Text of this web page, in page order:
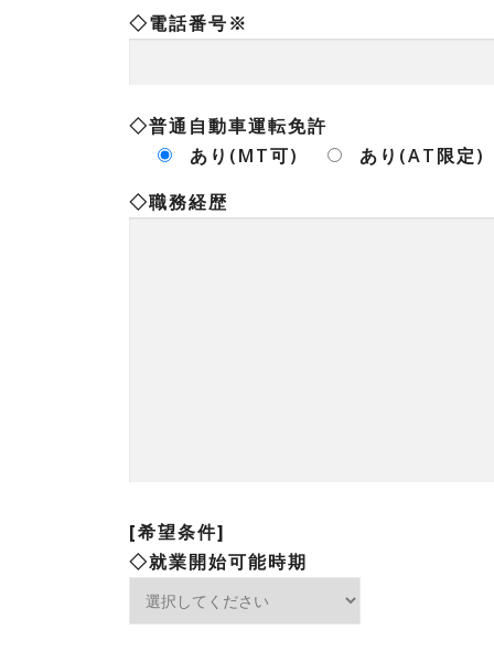
◇電話番号※
◇普通自動車運転免許
あり(MT可)
あり(AT限定)
◇職務経歴
[希望条件]
◇就業開始可能時期